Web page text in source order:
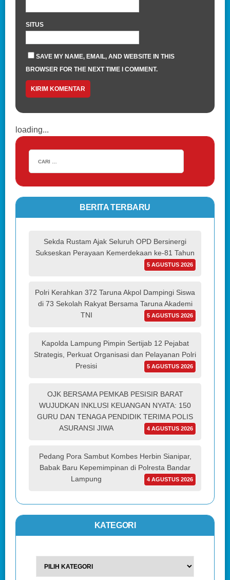
SITUS
SAVE MY NAME, EMAIL, AND WEBSITE IN THIS
BROWSER FOR THE NEXT TIME I COMMENT.
loading...
BERITA TERBARU
Sekda Rustam Ajak Seluruh OPD Bersinergi
Sukseskan Perayaan Kemerdekaan ke-81 Tahun
5 AGUSTUS 2026
Polri Kerahkan 372 Taruna Akpol Dampingi Siswa
di 73 Sekolah Rakyat Bersama Taruna Akademi
TNI
5 AGUSTUS 2026
Kapolda Lampung Pimpin Sertijab 12 Pejabat
Strategis, Perkuat Organisasi dan Pelayanan Polri
Presisi
5 AGUSTUS 2026
OJK BERSAMA PEMKAB PESISIR BARAT
WUJUDKAN INKLUSI KEUANGAN NYATA: 150
GURU DAN TENAGA PENDIDIK TERIMA POLIS
ASURANSI JIWA
4 AGUSTUS 2026
Pedang Pora Sambut Kombes Herbin Sianipar,
Babak Baru Kepemimpinan di Polresta Bandar
Lampung
4 AGUSTUS 2026
KATEGORI